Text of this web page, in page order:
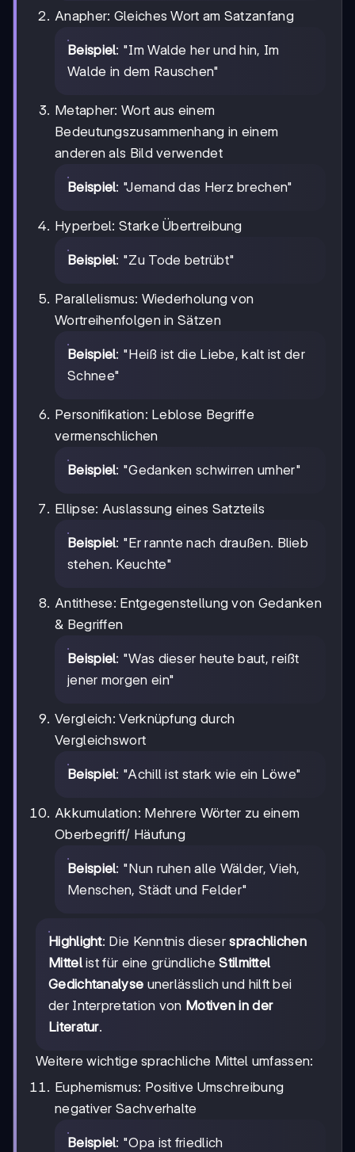
Anapher: Gleiches Wort am Satzanfang
Beispiel: "Im Walde her und hin, Im
Walde in dem Rauschen"
Metapher: Wort aus einem
Bedeutungszusammenhang in einem
anderen als Bild verwendet
Beispiel: "Jemand das Herz brechen"
Hyperbel: Starke Übertreibung
Beispiel: "Zu Tode betrübt"
Parallelismus: Wiederholung von
Wortreihenfolgen in Sätzen
Beispiel: "Heiß ist die Liebe, kalt ist der
Schnee"
Personifikation: Leblose Begriffe
vermenschlichen
Beispiel: "Gedanken schwirren umher"
Ellipse: Auslassung eines Satzteils
Beispiel: "Er rannte nach draußen. Blieb
stehen. Keuchte"
Antithese: Entgegenstellung von Gedanken
& Begriffen
Beispiel: "Was dieser heute baut, reißt
jener morgen ein"
Vergleich: Verknüpfung durch
Vergleichswort
Beispiel: "Achill ist stark wie ein Löwe"
Akkumulation: Mehrere Wörter zu einem
Oberbegriff/ Häufung
Beispiel: "Nun ruhen alle Wälder, Vieh,
Menschen, Städt und Felder"
Highlight: Die Kenntnis diesersprachlichen
Mittelist für eine gründlicheStilmittel
Gedichtanalyse unerlässlich und hilft bei
der Interpretation von Motiven in der
Literatur.
Weitere wichtige sprachliche Mittel umfassen:
Euphemismus: Positive Umschreibung
negativer Sachverhalte
Beispiel: "Opa ist friedlich